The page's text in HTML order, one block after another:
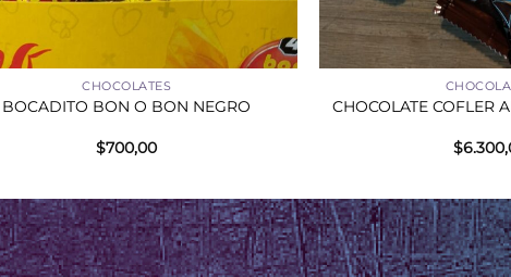
CHOCOLATES
BOCADITO BON O BON NEGRO
$700,00
CHOCOLATE COFLER
$